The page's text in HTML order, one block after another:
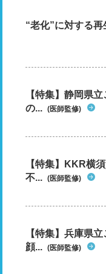
“老化”に対する再
【特集】静岡県
の... (医師監修)
【特集】KKR横
不... (医師監修)
【特集】兵庫県
顔... (医師監修)